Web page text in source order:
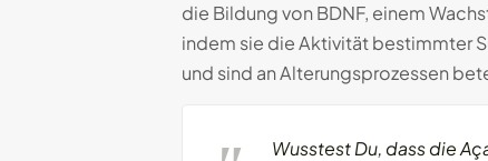
die Bildung von BDNF, einem
indem sie die Aktivität bestimmter
und sind an Alterungsprozessen
Wusstest Du, dass die